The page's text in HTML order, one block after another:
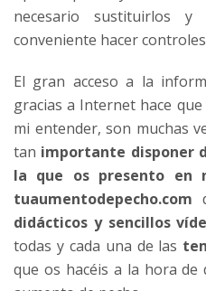
necesario sustituirlos
conveniente hacer
El gran acceso a la
gracias a Internet hace
mi entender, son muchas
tan importante disponer
la que os presento en
tuaumentodepecho.com
didácticos y sencillos
todas y cada una de las
que os hacéis a la hora de